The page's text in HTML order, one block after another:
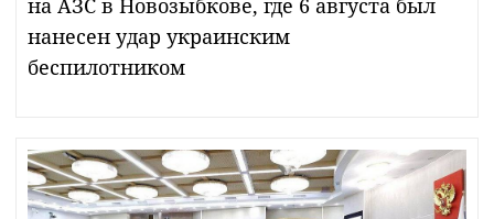
на АЗС в Новозыбкове, где 6 августа был
нанесен удар украинским
беспилотником